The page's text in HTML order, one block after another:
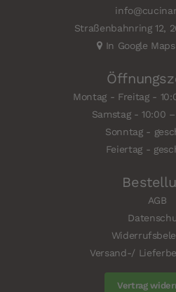
Straßenbahnring 12,
In Google
Montag - Freitag -
Samstag - 10:00
Sonntag -
Feiertag -
AGB
Versand-/
Vertrag